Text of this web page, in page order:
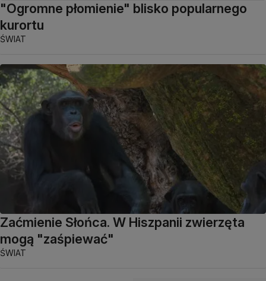
"Ogromne płomienie" blisko popularnego
kurortu
ŚWIAT
Zaćmienie Słońca. W Hiszpanii zwierzęta
mogą "zaśpiewać"
ŚWIAT